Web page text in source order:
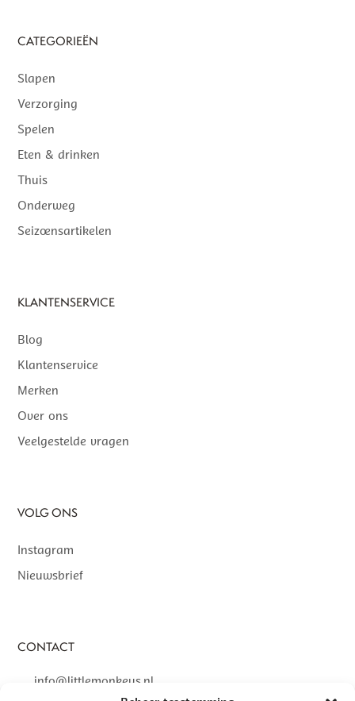
CATEGORIEËN
Slapen
Verzorging
Spelen
Eten & drinken
Thuis
Onderweg
Seizoensartikelen
KLANTENSERVICE
Blog
Klantenservice
Merken
Over ons
Veelgestelde vragen
VOLG ONS
Instagram
Nieuwsbrief
CONTACT
info@littlemonkeys.nl